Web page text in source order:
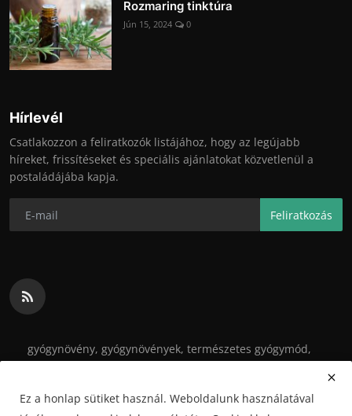
Rozmaring tinktúra
Jún 15, 2024 0
Hírlevél
Csatlakozzon a feliratkozók listájához, hogy az legújabb
híreket, frissítéseket és speciális ajánlatokat közvetlenül a
postaládájába kapja.
Feliratkozás
gyógynövény, gyógynövények, természetes gyógymód,
egészség, kert, kertészkedés, fogyókúra, betegségek,
Ez a honlap sütiket használ. Weboldalunk használatával